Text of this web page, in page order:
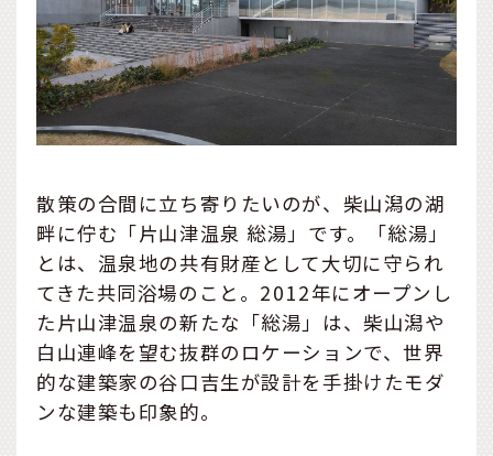
散策の合間に立ち寄りたいのが、柴山潟の湖
畔に佇む「片山津温泉 総湯」です。「総湯」
とは、温泉地の共有財産として大切に守られ
てきた共同浴場のこと。2012年にオープンし
た片山津温泉の新たな「総湯」は、柴山潟や
白山連峰を望む抜群のロケーションで、世界
的な建築家の谷口吉生が設計を手掛けたモダ
ンな建築も印象的。